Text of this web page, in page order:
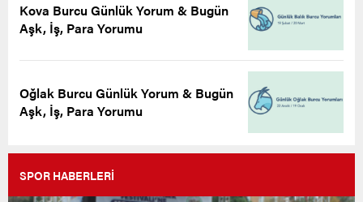
Kova Burcu Günlük Yorum & Bugün
Aşk, İş, Para Yorumu
Oğlak Burcu Günlük Yorum & Bugün
Aşk, İş, Para Yorumu
SPOR HABERLERİ